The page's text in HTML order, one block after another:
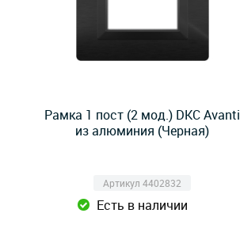
Рамка 1 пост (2 мод.) DKC Avanti
из алюминия (Черная)
Артикул 4402832
Есть в наличии